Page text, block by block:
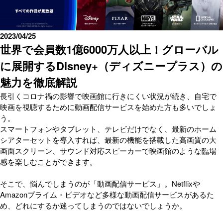
世界で会員数1億6000万人以上！グローバル
に展開するDisney+（ディズニープラス）の
魅力を徹底解説
2023/04/25
長引くコロナ禍の影響で映画館に行きにくい状況が続き、自宅で
映画を視聴するために動画配信サービスを始めた方も多いでしょ
う。
スマートフォンやタブレット、テレビだけでなく、最新のホーム
シアターセットを導入すれば、最新の機能を搭載した高画質の大
画面スクリーン、サウンド対応スピーカーで映画館のような臨場
感を楽しむことができます。
そこで、悩んでしまうのが「動画配信サービス」。Netflixや
Amazonプライム・ビデオなど多様な動画配信サービスがあるた
め、どれにするか迷ってしまうのではないでしょうか。